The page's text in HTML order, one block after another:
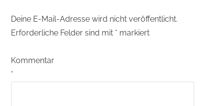
Deine E-Mail-Adresse wird nicht veröffentlicht.
Erforderliche Felder sind mit * markiert
Kommentar
*